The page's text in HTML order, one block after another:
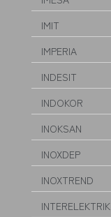
IMIT
IMPERIA
INDESIT
INDOKOR
INOKSAN
INOXDEP
INOXTREND
INTERELEKTRIK